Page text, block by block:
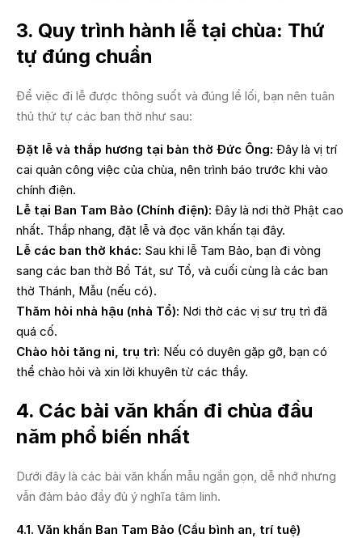
3. Quy trình hành lễ tại chùa: Thứ
tự đúng chuẩn
Để việc đi lễ được thông suốt và đúng lề lối, bạn nên tuân
thủ thứ tự các ban thờ như sau:
Đặt lễ và thắp hương tại bàn thờ Đức Ông: Đây là vị trí
cai quản công việc của chùa, nên trình báo trước khi vào
chính điện.
Lễ tại Ban Tam Bảo (Chính điện): Đây là nơi thờ Phật cao
nhất. Thắp nhang, đặt lễ và đọc văn khấn tại đây.
Lễ các ban thờ khác: Sau khi lễ Tam Bảo, bạn đi vòng
sang các ban thờ Bồ Tát, sư Tổ, và cuối cùng là các ban
thờ Thánh, Mẫu (nếu có).
Thăm hỏi nhà hậu (nhà Tổ): Nơi thờ các vị sư trụ trì đã
quá cố.
Chào hỏi tăng ni, trụ trì: Nếu có duyên gặp gỡ, bạn có
thể chào hỏi và xin lời khuyên từ các thầy.
4. Các bài văn khấn đi chùa đầu
năm phổ biến nhất
Dưới đây là các bài văn khấn mẫu ngắn gọn, dễ nhớ nhưng
vẫn đảm bảo đầy đủ ý nghĩa tâm linh.
4.1. Văn khấn Ban Tam Bảo (Cầu bình an, trí tuệ)